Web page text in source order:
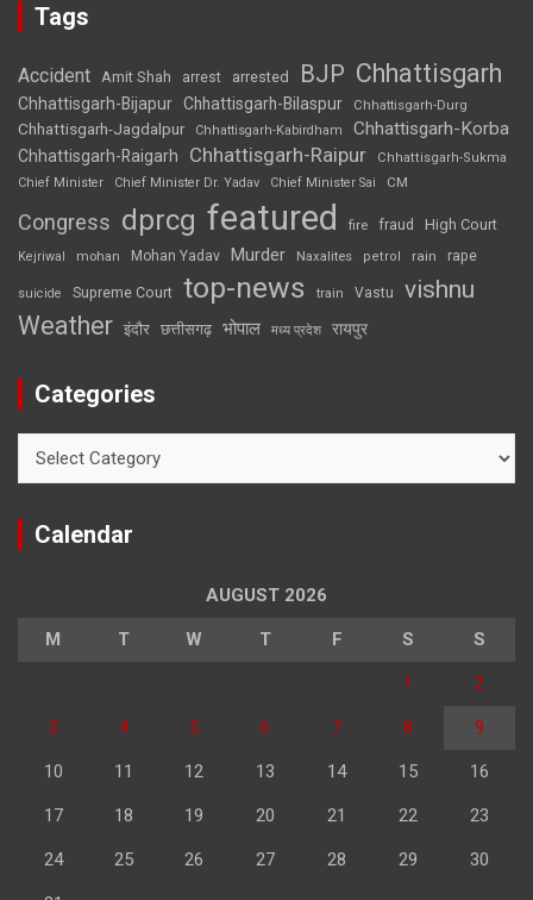
Tags
Accident Amit Shah arrest arrested BJP Chhattisgarh
Chhattisgarh-Bijapur Chhattisgarh-Bilaspur Chhattisgarh-Durg
Chhattisgarh-Jagdalpur Chhattisgarh-Kabirdham Chhattisgarh-Korba
Chhattisgarh-Raigarh Chhattisgarh-Raipur
Chhattisgarh-Sukma
Chief Minister
Chief Minister Dr. Yadav Chief Minister Sai CM
Congress dprcg featured fire fraud High Court
Kejriwal mohan Mohan Yadav Murder Naxalites petrol rain rape
suicide Supreme Court top-news train Vastu vishnu
Weather इंदौर छत्तीसगढ़ भोपाल मध्य प्रदेश रायपुर
Categories
Calendar
AUGUST 2026
M T W T F S S
1 2
3 4 5 6 7 8 9
10 11 12 13 14 15 16
17 18 19 20 21 22 23
24 25 26 27 28 29 30